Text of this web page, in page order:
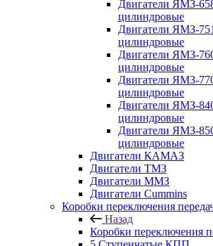
Двигатели ЯМЗ-
цилиндровые
Двигатели ЯМЗ-
цилиндровые
Двигатели ЯМЗ-
цилиндровые
Двигатели ЯМЗ-
цилиндровые
Двигатели ЯМЗ-
цилиндровые
Двигатели ЯМЗ-
цилиндровые
Двигатели КАМАЗ
Двигатели ТМЗ
Двигатели ММЗ
Двигатели Cummins
Коробки переключения
Назад
Коробки переключения